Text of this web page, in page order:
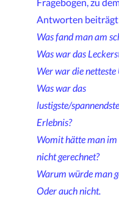
Antworten
Was fand man am
Was war das
Wer war die
Was war das
lustigste/
Erlebnis?
Womit hätte man im
nicht gerechnet?
Warum würde man
Oder auch nicht.